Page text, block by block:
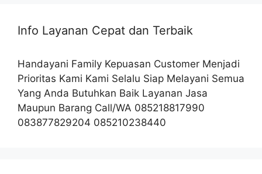
Info Layanan Cepat dan Terbaik
Handayani Family Kepuasan Customer Menjadi
Prioritas Kami Kami Selalu Siap Melayani Semua
Yang Anda Butuhkan Baik Layanan Jasa
Maupun Barang Call/WA 085218817990
083877829204 085210238440